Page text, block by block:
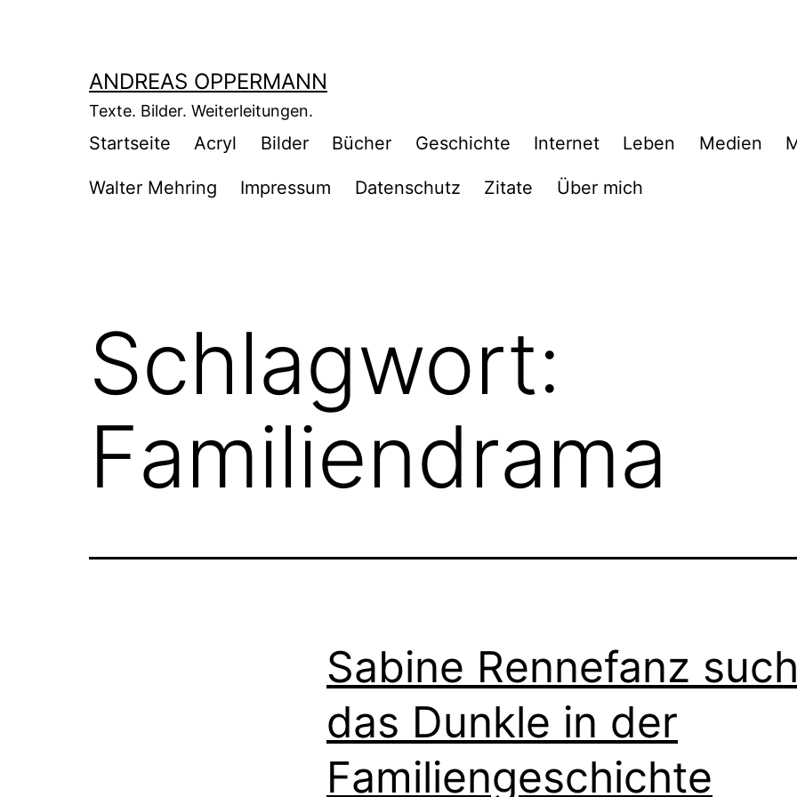
ANDREAS OPPERMANN
Texte. Bilder. Weiterleitungen.
Startseite Acryl Bilder Bücher Geschichte Internet Leben Medien
Walter Mehring Impressum Datenschutz Zitate Über mich
Schlagwort:
Familiendrama
Sabine Rennefanz
das Dunkle in der
Familiengeschichte